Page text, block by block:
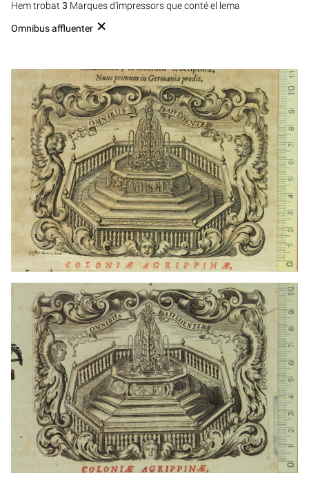
Hem trobat 3 Marques d'impressors que conté el lema
Omnibus affluenter
1665 - 1710 Colònia (Alemanya)
1711 - 1745 Colònia (Alemanya)
1722 - 1724 Colònia (Alemanya)